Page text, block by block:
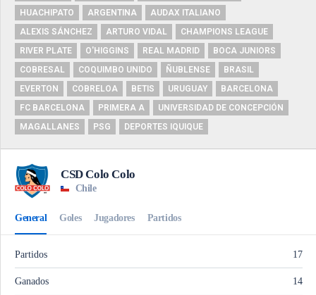
HUACHIPATO
ARGENTINA
AUDAX ITALIANO
ALEXIS SÁNCHEZ
ARTURO VIDAL
CHAMPIONS LEAGUE
RIVER PLATE
O'HIGGINS REAL MADRID
BOCA JUNIORS
COBRESAL
COQUIMBO UNIDO ÑUBLENSE
BRASIL
EVERTON
COBRELOA BETIS URUGUAY
BARCELONA
FC BARCELONA
PRIMERA A
UNIVERSIDAD DE CONCEPCIÓN
MAGALLANES
PSG DEPORTES IQUIQUE